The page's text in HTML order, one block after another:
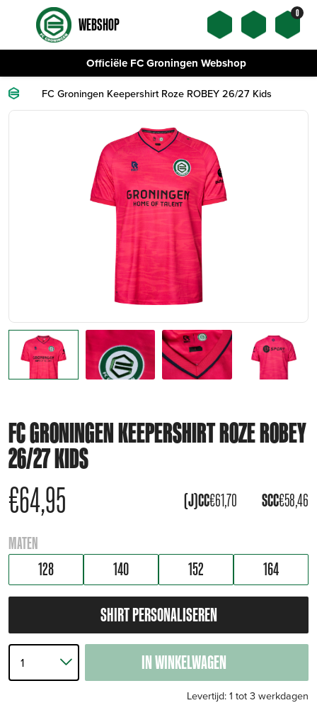
WEBSHOP
0
Officiële FC Groningen Webshop
FC Groningen Keepershirt Roze ROBEY 26/27 Kids
FC GRONINGEN KEEPERSHIRT ROZE ROBEY
26/27 KIDS
€64,95 (J)CC€61,70 SCC€58,46
MATEN
128 140 152 164
SHIRT PERSONALISEREN
IN WINKELWAGEN
Levertijd: 1 tot 3 werkdagen